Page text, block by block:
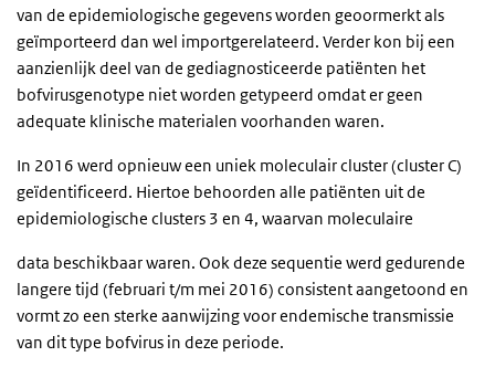
van de epidemiologische gegevens worden geoormerkt als
geïmporteerd dan wel importgerelateerd. Verder kon bij een
aanzienlijk deel van de gediagnosticeerde patiënten het
bofvirusgenotype niet worden getypeerd omdat er geen
adequate klinische materialen voorhanden waren.
In 2016 werd opnieuw een uniek moleculair cluster (cluster C)
geïdentificeerd. Hiertoe behoorden alle patiënten uit de
epidemiologische clusters 3 en 4, waarvan moleculaire
data beschikbaar waren. Ook deze sequentie werd gedurende
langere tijd (februari t/m mei 2016) consistent aangetoond en
vormt zo een sterke aanwijzing voor endemische transmissie
van dit type bofvirus in deze periode.